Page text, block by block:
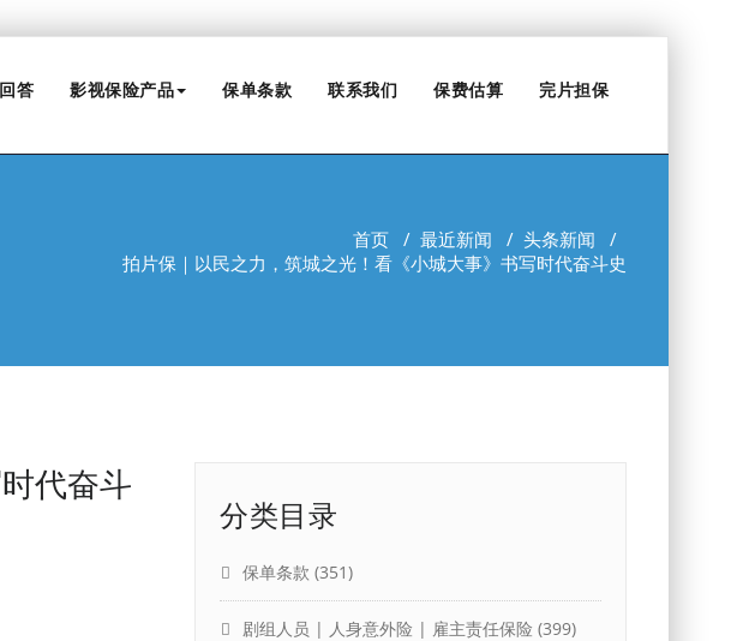
答 影视保险产品 保单条款 联系我们 保费估算 完片担保
首页 / 最近新闻 / 头条新闻 /
拍片保｜以民之力，筑城之光！看《小城大事》书写时代奋斗史
代奋斗
分类目录
保单条款 (351)
剧组人员 | 人身意外险 | 雇主责任保险 (399)